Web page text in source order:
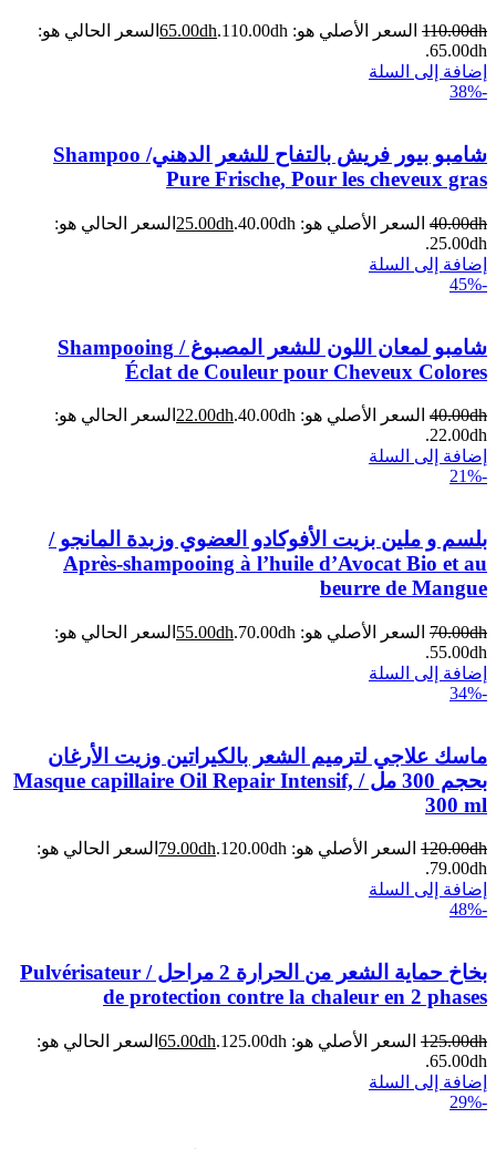
110.00dh السعر الأصلي هو: 110.00dh. 65.00dh
السعر الحالي هو:
65.00dh.
إضافة إلى السلة
-38%
شامبو بيور فريش بالتفاح للشعر الدهني/ Shampoo
Pure Frische, Pour les cheveux gras
40.00dh السعر الأصلي هو: 40.00dh. 25.00dh
السعر الحالي هو:
25.00dh.
إضافة إلى السلة
-45%
شامبو لمعان اللون للشعر المصبوغ / Shampooing
Éclat de Couleur pour Cheveux Colores
40.00dh السعر الأصلي هو: 40.00dh. 22.00dh
السعر الحالي هو:
22.00dh.
إضافة إلى السلة
-21%
بلسم و ملين بزيت الأفوكادو العضوي وزبدة المانجو /
Après-shampooing à l’huile d’Avocat Bio et au
beurre de Mangue
70.00dh السعر الأصلي هو: 70.00dh. 55.00dh
السعر الحالي هو:
55.00dh.
إضافة إلى السلة
-34%
ماسك علاجي لترميم الشعر بالكيراتين وزيت الأرغان
بحجم 300 مل / Masque capillaire Oil Repair Intensif,
300 ml
120.00dh السعر الأصلي هو: 120.00dh. 79.00dh
السعر الحالي هو:
79.00dh.
إضافة إلى السلة
-48%
بخاخ حماية الشعر من الحرارة 2 مراحل / Pulvérisateur
de protection contre la chaleur en 2 phases
125.00dh السعر الأصلي هو: 125.00dh. 65.00dh
السعر الحالي هو:
65.00dh.
إضافة إلى السلة
-29%